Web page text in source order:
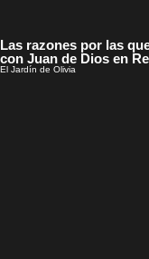
Las razones por las
con Juan de Dios en
El Jardín de Olivia